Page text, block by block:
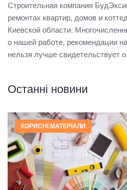
Строительная компания
ремонтах квартир, домов и
Киевской области.
о нашей работе, рекомендации
нельзя лучше свидетельствует
Останні новини
КОРИСНІ МАТЕРІАЛИ